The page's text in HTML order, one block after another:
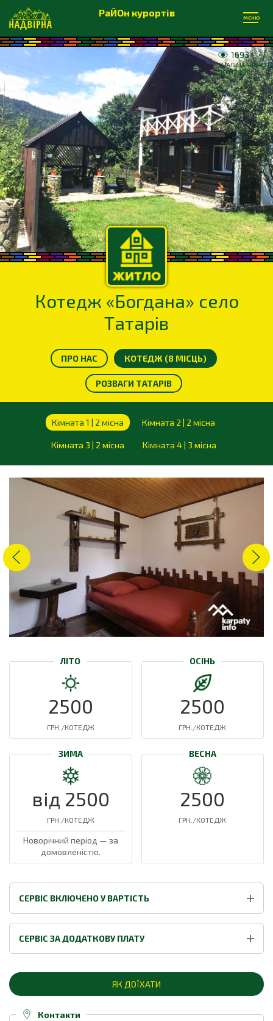
РаЙОн курортів МЕНЮ
Котедж «Богдана» село
Татарів
1693
ЗАГАЛЬНА КІЛЬКІСТЬ
ПЕРЕГЛЯДІВ
ПРО НАС КОТЕДЖ (8 МІСЦЬ)
РОЗВАГИ ТАТАРІВ
Кімната 1 | 2 місна Кімната 2 | 2 місна
Кімната 3 | 2 місна Кімната 4 | 3 місна
ЛІТО
2500
ГРН./КОТЕДЖ
ОСІНЬ
2500
ГРН./КОТЕДЖ
ЗИМА
від 2500
ГРН./КОТЕДЖ
Новорічний період — за
домовленістю.
ВЕСНА
2500
ГРН./КОТЕДЖ
СЕРВІС ВКЛЮЧЕНО У ВАРТІСТЬ
СЕРВІС ЗА ДОДАТКОВУ ПЛАТУ
ЯК ДОЇХАТИ
Контакти